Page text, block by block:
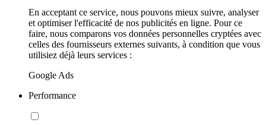
En acceptant ce service, nous pouvons mieux suivre, analyser
et optimiser l'efficacité de nos publicités en ligne. Pour ce
faire, nous comparons vos données personnelles cryptées avec
celles des fournisseurs externes suivants, à condition que vous
utilisiez déjà leurs services :
Google Ads
Performance